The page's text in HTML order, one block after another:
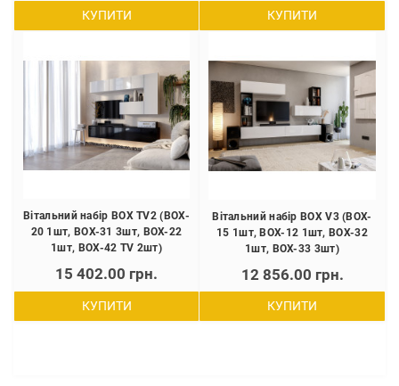
КУПИТИ КУПИТИ
Вітальний набір BOX TV2 (BOX-
20 1шт, BOX-31 3шт, BOX-22
1шт, BOX-42 TV 2шт)
15 402.00 грн.
КУПИТИ
Вітальний набір BOX V3 (BOX-
15 1шт, BOX-12 1шт, BOX-32
1шт, BOX-33 3шт)
12 856.00 грн.
КУПИТИ